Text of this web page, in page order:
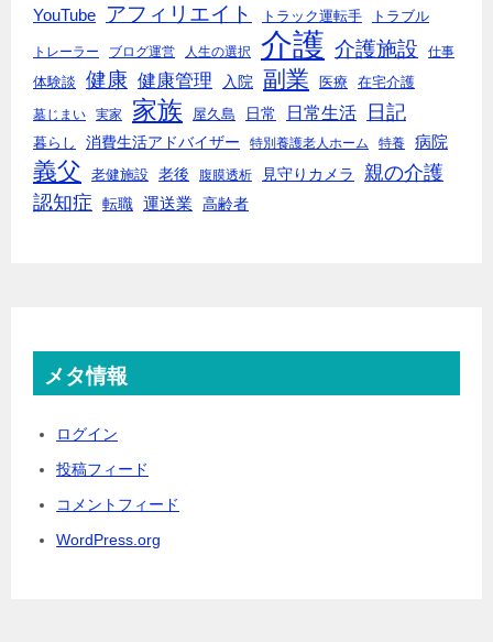
YouTube アフィリエイト トラック運転手 トラブル
トレーラー ブログ運営 人生の選択 介護 介護施設 仕事
体験談 健康 健康管理 入院 副業 医療 在宅介護
墓じまい 実家 家族 屋久島 日常 日常生活 日記
暮らし 消費生活アドバイザー 特別養護老人ホーム 特養 病院
義父 老健施設 老後 腹膜透析 見守りカメラ
親の介護
認知症
転職 運送業 高齢者
メタ情報
ログイン
投稿フィード
コメントフィード
WordPress.org